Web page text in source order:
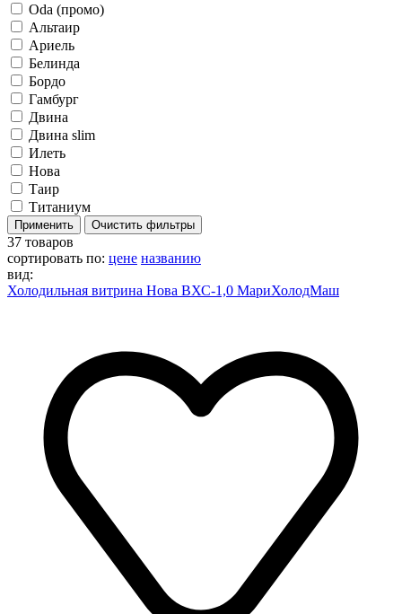
Oda (промо)
Альтаир
Ариель
Белинда
Бордо
Гамбург
Двина
Двина slim
Илеть
Нова
Таир
Титаниум
37 товаров
сортировать по: цене названию
вид:
Холодильная витрина Нова ВХС-1,0 МариХолодМаш